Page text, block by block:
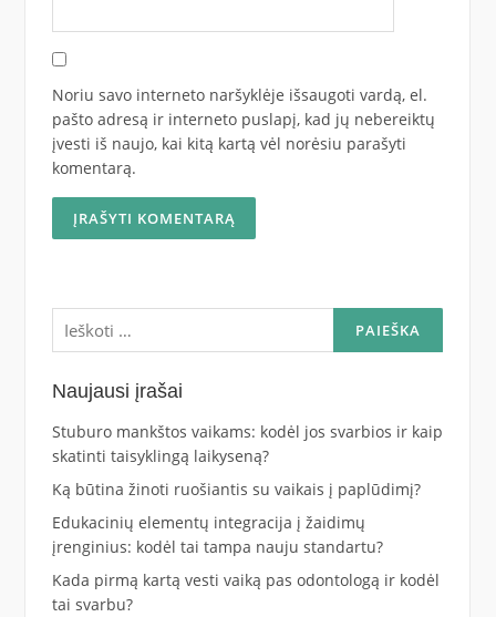
Noriu savo interneto naršyklėje išsaugoti vardą, el.
pašto adresą ir interneto puslapį, kad jų nebereiktų
įvesti iš naujo, kai kitą kartą vėl norėsiu parašyti
komentarą.
Ieškoti:
Naujausi įrašai
Stuburo mankštos vaikams: kodėl jos svarbios ir kaip
skatinti taisyklingą laikyseną?
Ką būtina žinoti ruošiantis su vaikais į paplūdimį?
Edukacinių elementų integracija į žaidimų
įrenginius: kodėl tai tampa nauju standartu?
Kada pirmą kartą vesti vaiką pas odontologą ir kodėl
tai svarbu?